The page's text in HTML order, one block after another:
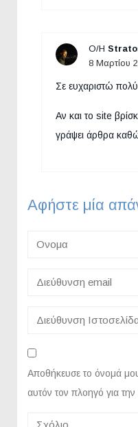
Ο/Η
8 Μαρτίου
Σε ευχαριστώ
Αν και το site
γράψει άρθρα
Αφήστε μία
Αποθήκευσε το όνομά
αυτόν τον πλοηγό για